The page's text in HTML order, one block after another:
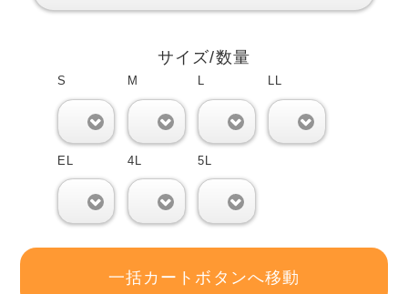
サイズ/数量
S M L LL
EL 4L 5L
一括カートボタンへ移動